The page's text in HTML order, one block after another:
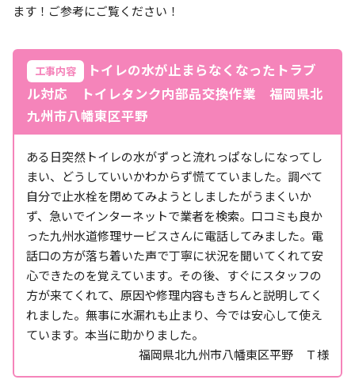
ます！ご参考にご覧ください！
工事内容
トイレの水が止まらなくなったトラブ
ル対応 トイレタンク内部品交換作業 福岡県北
九州市八幡東区平野
ある日突然トイレの水がずっと流れっぱなしになってし
まい、どうしていいかわからず慌てていました。調べて
自分で止水栓を閉めてみようとしましたがうまくいか
ず、急いでインターネットで業者を検索。口コミも良か
った九州水道修理サービスさんに電話してみました。電
話口の方が落ち着いた声で丁寧に状況を聞いてくれて安
心できたのを覚えています。その後、すぐにスタッフの
方が来てくれて、原因や修理内容もきちんと説明してく
れました。無事に水漏れも止まり、今では安心して使え
ています。本当に助かりました。
福岡県北九州市八幡東区平野 Ｔ様